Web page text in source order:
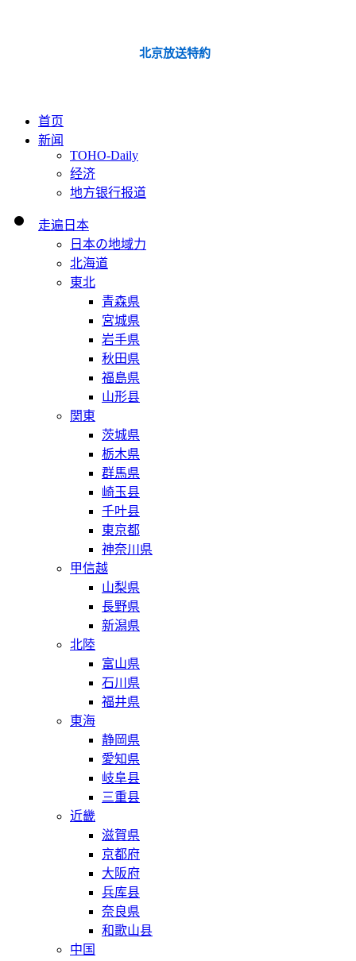
北京放送特約
首页
新闻
TOHO-Daily
经济
地方银行报道
走遍日本
日本の地域力
北海道
東北
青森県
宮城県
岩手県
秋田県
福島県
山形县
関東
茨城県
栃木県
群馬県
崎玉县
千叶县
東京都
神奈川県
甲信越
山梨県
長野県
新潟県
北陸
富山県
石川県
福井県
東海
静岡県
愛知県
岐阜县
三重县
近畿
滋賀県
京都府
大阪府
兵库县
奈良県
和歌山县
中国